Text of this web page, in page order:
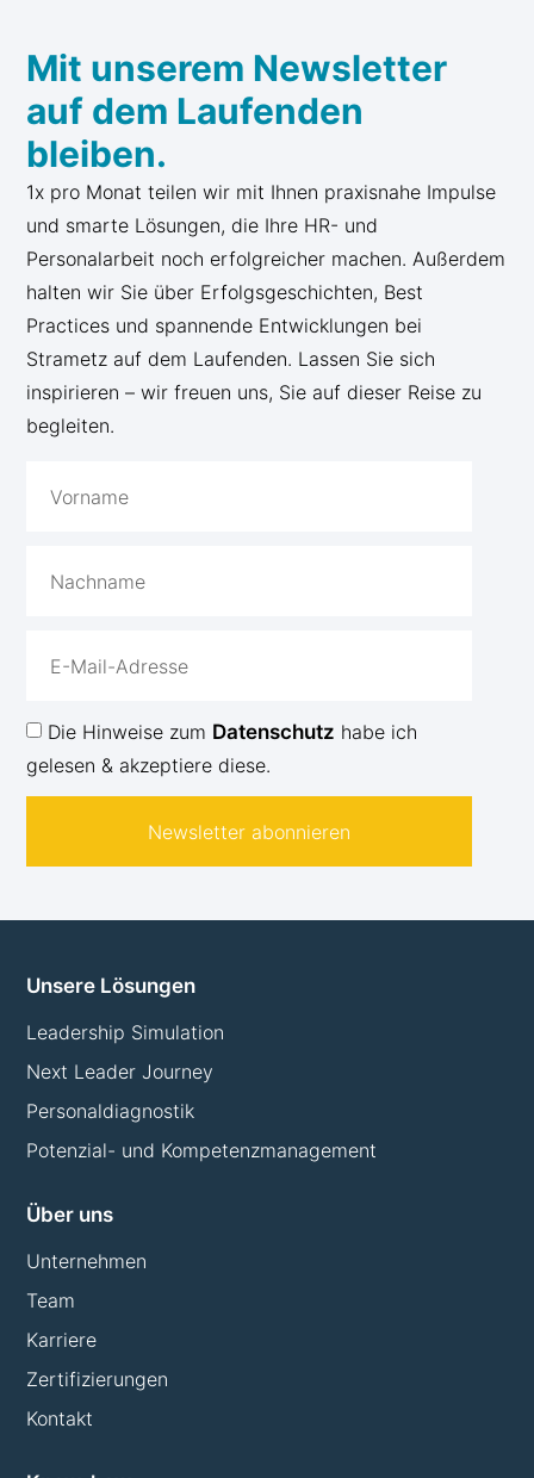
Mit unserem Newsletter
auf dem Laufenden
bleiben.
1x pro Monat teilen wir mit Ihnen praxisnahe Impulse
und smarte Lösungen, die Ihre HR- und
Personalarbeit noch erfolgreicher machen. Außerdem
halten wir Sie über Erfolgsgeschichten, Best
Practices und spannende Entwicklungen bei
Strametz auf dem Laufenden. Lassen Sie sich
inspirieren – wir freuen uns, Sie auf dieser Reise zu
begleiten.
Die Hinweise zum Datenschutz habe ich
gelesen & akzeptiere diese.
Newsletter abonnieren
Unsere Lösungen
Leadership Simulation
Next Leader Journey
Personaldiagnostik
Potenzial- und Kompetenzmanagement
Über uns
Unternehmen
Team
Karriere
Zertifizierungen
Kontakt